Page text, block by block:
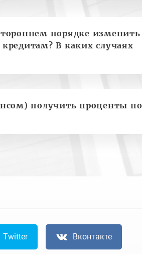
порядке изменить
В каких случаях
получить проценты по
Twitter Вконтакте